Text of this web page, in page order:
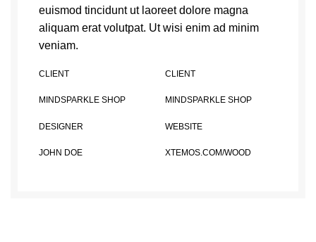
euismod tincidunt ut laoreet dolore magna
aliquam erat volutpat. Ut wisi enim ad minim
veniam.
CLIENT
MINDSPARKLE SHOP
CLIENT
MINDSPARKLE SHOP
DESIGNER
JOHN DOE
WEBSITE
XTEMOS.COM/WOOD